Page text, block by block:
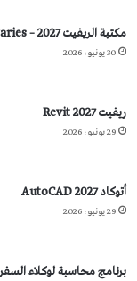
مكتبة الريفيت 2027 – Revit 2027 Libraries
30 يونيو، 2026
ريفيت 2027 Revit
29 يونيو، 2026
أتوكاد 2027 AutoCAD
29 يونيو، 2026
برنامج محاسبة لوكلاء